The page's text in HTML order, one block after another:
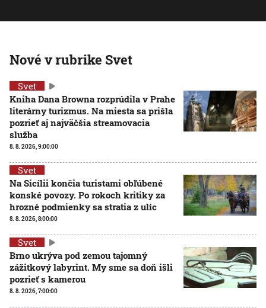
Nové v rubrike Svet
Svet
Kniha Dana Browna rozprúdila v Prahe
literárny turizmus. Na miesta sa prišla
pozrieť aj najväčšia streamovacia
služba
8. 8. 2026, 9:00:00
Svet
Na Sicílii končia turistami obľúbené
konské povozy. Po rokoch kritiky za
hrozné podmienky sa stratia z ulíc
8. 8. 2026, 8:00:00
Svet
Brno ukrýva pod zemou tajomný
zážitkový labyrint. My sme sa doň išli
pozrieť s kamerou
8. 8. 2026, 7:00:00